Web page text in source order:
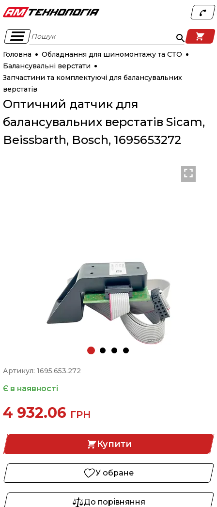
Пошук
Головна
Обладнання для шиномонтажу та СТО
Балансувальні верстати
Запчастини та комплектуючі для балансувальних
верстатів
Оптичний датчик для
балансувальних верстатів Sicam,
Beissbarth, Bosch, 1695653272
Артикул: 1695.653.272
Є в наявності
4 932.06 ГРН
Купити
У обране
До порівняння